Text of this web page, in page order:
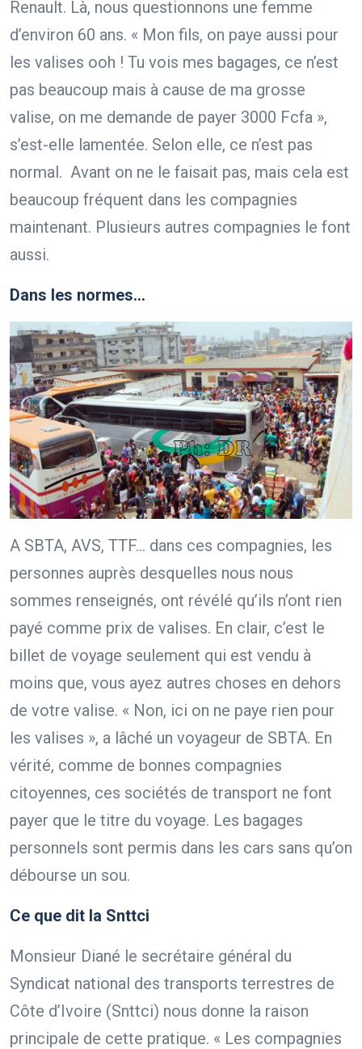
Renault. Là, nous questionnons une femme
d’environ 60 ans. « Mon fils, on paye aussi pour
les valises ooh ! Tu vois mes bagages, ce n’est
pas beaucoup mais à cause de ma grosse
valise, on me demande de payer 3000 Fcfa »,
s’est-elle lamentée. Selon elle, ce n’est pas
normal. Avant on ne le faisait pas, mais cela est
beaucoup fréquent dans les compagnies
maintenant. Plusieurs autres compagnies le font
aussi.
Dans les normes…
A SBTA, AVS, TTF… dans ces compagnies, les
personnes auprès desquelles nous nous
sommes renseignés, ont révélé qu’ils n’ont rien
payé comme prix de valises. En clair, c’est le
billet de voyage seulement qui est vendu à
moins que, vous ayez autres choses en dehors
de votre valise. « Non, ici on ne paye rien pour
les valises », a lâché un voyageur de SBTA. En
vérité, comme de bonnes compagnies
citoyennes, ces sociétés de transport ne font
payer que le titre du voyage. Les bagages
personnels sont permis dans les cars sans qu’on
débourse un sou.
Ce que dit la Snttci
Monsieur Diané le secrétaire général du
Syndicat national des transports terrestres de
Côte d’Ivoire (Snttci) nous donne la raison
principale de cette pratique. « Les compagnies